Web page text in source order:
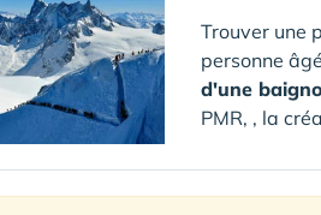
Trouver une
personne
d'une
PMR, , la